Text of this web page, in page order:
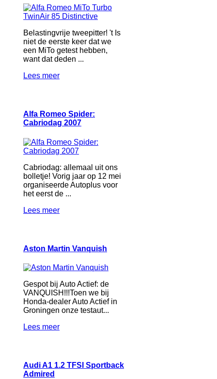
Belastingvrije tweepitter! 't Is
niet de eerste keer dat we
een MiTo getest hebben,
want dat deden ...
Lees meer
Alfa Romeo Spider:
Cabriodag 2007
Cabriodag: allemaal uit ons
bolletje! Vorig jaar op 12 mei
organiseerde Autoplus voor
het eerst de ...
Lees meer
Aston Martin Vanquish
Gespot bij Auto Actief: de
VANQUISH!!!Toen we bij
Honda-dealer Auto Actief in
Groningen onze testaut...
Lees meer
Audi A1 1.2 TFSI Sportback
Admired